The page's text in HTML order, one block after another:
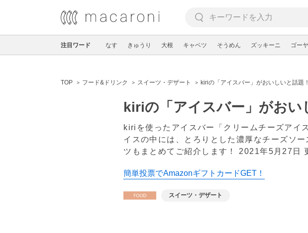
注目ワード なす きゅうり 大根 キャベツ そうめん ズッキーニ ゴーヤ
TOP フード&ドリンク スイーツ・デザート kiriの「アイスバー」がおいしいと話題
kiriの「アイスバー」がおい
kiriを使ったアイスバー「クリームチーズアイ
イスの中には、とろりとした濃厚なチーズソ
ツもまとめてご紹介します！ 2021年5月27日
簡単投票でAmazonギフトカードGET！
スイーツ・デザート